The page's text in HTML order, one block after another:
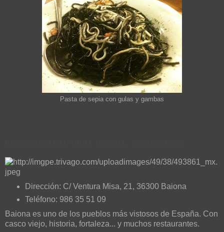
Pasta de sepia con gulas y gambas
Dirección: C/ Ventura Misa, 21, 36300 Baiona
Teléfono: 986 35 51 09
Baiona es uno de los pueblos más vistosos de España. Con
casco viejo, historia, fortaleza... y muchos restaurantes.